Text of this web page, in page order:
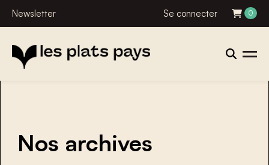
Newsletter Se connecter 0
Nos archives